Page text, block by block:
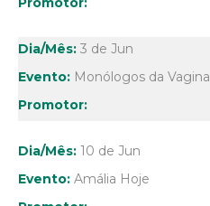
3 de Jun
Monólogos da Vagina
10 de Jun
Amália Hoje